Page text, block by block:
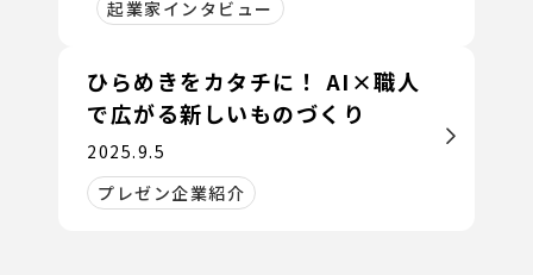
起業家インタビュー
ひらめきをカタチに！ AI×職人
で広がる新しいものづくり
2025.9.5
プレゼン企業紹介